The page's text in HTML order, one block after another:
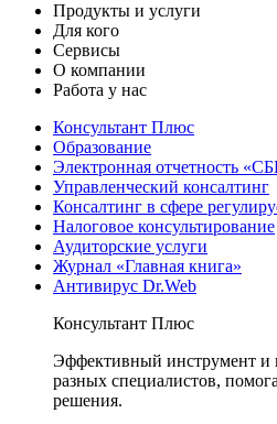
Продукты и услуги
Для кого
Сервисы
О компании
Работа у нас
Консультант Плюс
Образование
Электронная отчетность
Управленческий консалтинг
Консалтинг в сфере
Налоговое консультирование
Аудиторские услуги
Журнал «Главная книга»
Антивирус Dr.Web
Консультант Плюс
Эффективный инструмент
разных специалистов,
решения.